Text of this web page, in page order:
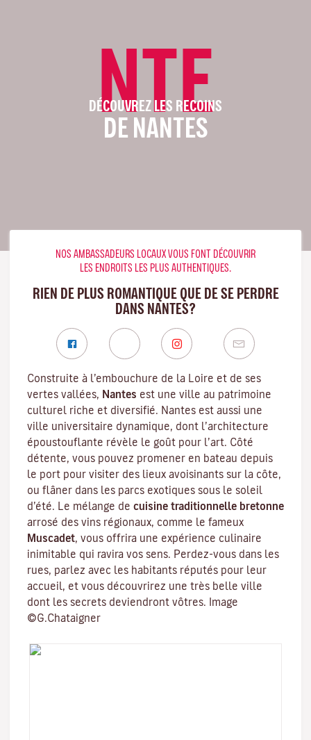
NTE
DÉCOUVREZ LES RECOINS
DE NANTES
NOS AMBASSADEURS LOCAUX VOUS FONT DÉCOUVRIR
LES ENDROITS LES PLUS AUTHENTIQUES.
RIEN DE PLUS ROMANTIQUE QUE DE SE PERDRE
DANS NANTES?
Construite à l’embouchure de la Loire et de ses
vertes vallées, Nantes est une ville au patrimoine
culturel riche et diversifié. Nantes est aussi une
ville universitaire dynamique, dont l’architecture
époustouflante révèle le goût pour l’art. Côté
détente, vous pouvez promener en bateau depuis
le port pour visiter des lieux avoisinants sur la côte,
ou flâner dans les parcs exotiques sous le soleil
d’été. Le mélange de cuisine traditionnelle bretonne
arrosé des vins régionaux, comme le fameux
Muscadet, vous offrira une expérience culinaire
inimitable qui ravira vos sens. Perdez-vous dans les
rues, parlez avec les habitants réputés pour leur
accueil, et vous découvrirez une très belle ville
dont les secrets deviendront vôtres. Image
©G.Chataigner